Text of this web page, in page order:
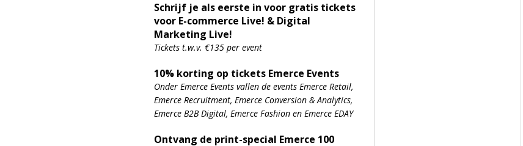
Schrijf je als eerste in voor gratis tickets
voor E-commerce Live! & Digital
Marketing Live!
Tickets t.w.v. €135 per event
10% korting op tickets Emerce Events
Onder Emerce Events vallen de events Emerce Retail,
Emerce Recruitment, Emerce Conversion & Analytics,
Emerce B2B Digital, Emerce Fashion en Emerce EDAY
Ontvang de print-special Emerce 100